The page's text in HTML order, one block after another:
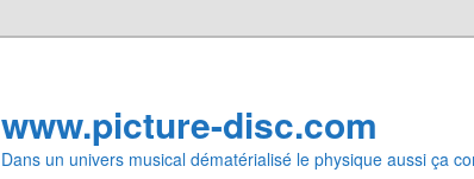
www.picture-disc.com
Dans un univers musical dématérialisé le physique aussi ça